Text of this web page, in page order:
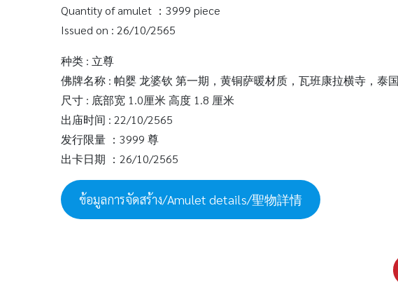
Quantity of amulet ：3999 piece
Issued on : 26/10/2565
种类 : 立尊
佛牌名称 : 帕婴 龙婆钦 第一期，黄铜萨暖材质，瓦班康拉横寺，泰国
尺寸 : 底部宽 1.0厘米 高度 1.8 厘米
出庙时间 : 22/10/2565
发行限量 ：3999 尊
出卡日期 ：26/10/2565
ข้อมูลการจัดสร้าง/Amulet details/聖物詳情